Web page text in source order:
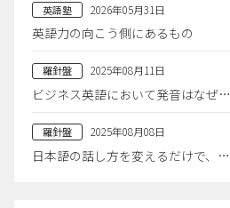
英語塾 2026年05月31日
英語力の向こう側にあるもの
羅針盤 2025年08月11日
ビジネス英語において発音はなぜ…
羅針盤 2025年08月08日
日本語の話し方を変えるだけで、…